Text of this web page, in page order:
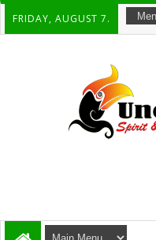
FRIDAY, AUGUST 7.